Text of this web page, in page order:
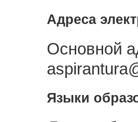
Адреса
Основной
Языки